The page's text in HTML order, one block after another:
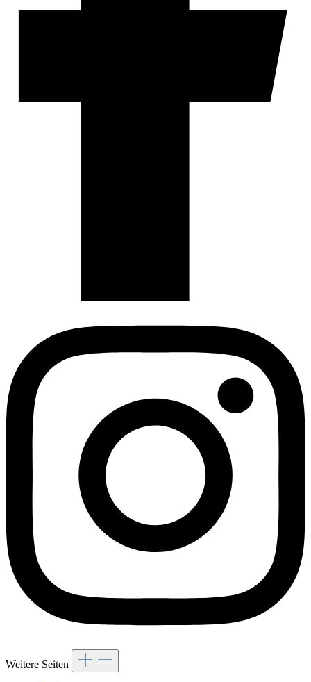
Weitere Seiten